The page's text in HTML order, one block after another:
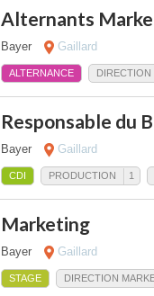
Alternants
Bayer Gaillard
ALTERNANCE DIRECTION
Responsable du
Bayer Gaillard
CDI PRODUCTION 1
Marketing
Bayer Gaillard
STAGE DIRECTION